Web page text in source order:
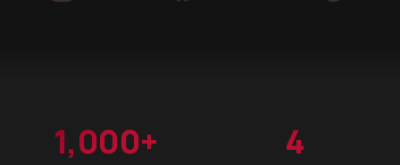
1,000+ 4